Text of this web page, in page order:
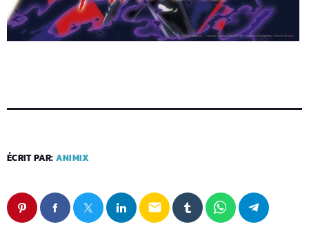
ÉCRIT PAR: ANIMIX
email